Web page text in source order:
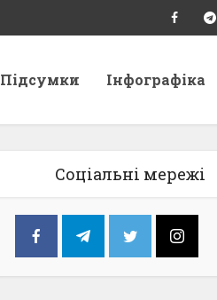
Підсумки Інфографіка
Соціальні мережі